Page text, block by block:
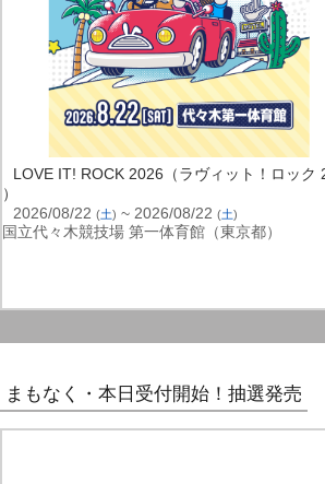
LOVE IT! ROCK 2026（ラヴィット！ロック
）
2026/08/22 (土) ~ 2026/08/22 (土)
国立代々木競技場 第一体育館（東京都）
まもなく・本日受付開始！抽選発売